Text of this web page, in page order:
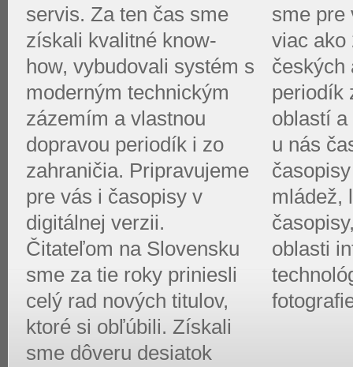
servis. Za ten čas sme
získali kvalitné know-
how, vybudovali systém s
moderným technickým
zázemím a vlastnou
dopravou periodík i zo
zahraničia. Pripravujeme
pre vás i časopisy v
digitálnej verzii.
Čitateľom na Slovensku
sme za tie roky priniesli
celý rad nových titulov,
ktoré si obľúbili. Získali
sme dôveru desiatok
sme pre
viac ako
českých
periodík
oblastí a
u nás
mládež,
oblasti